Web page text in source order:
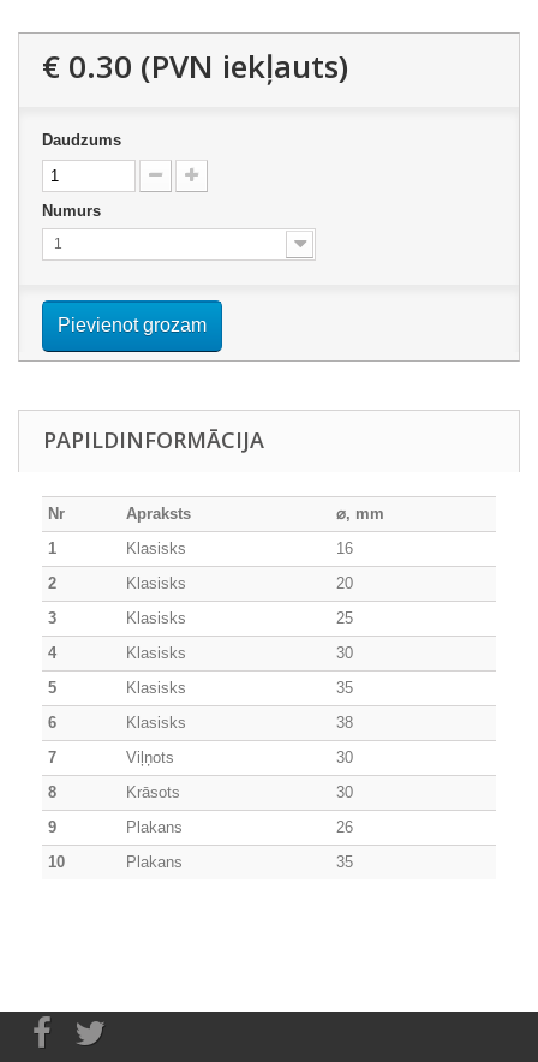
€ 0.30 (PVN iekļauts)
Daudzums
Numurs
1
Pievienot grozam
PAPILDINFORMĀCIJA
Nr Apraksts ⌀, mm
1
Klasisks
16
2
Klasisks
20
3
Klasisks
25
4
Klasisks
30
5
Klasisks
35
6
Klasisks
38
7
Viļņots
30
8
Krāsots
30
9
Plakans
26
10
Plakans 35